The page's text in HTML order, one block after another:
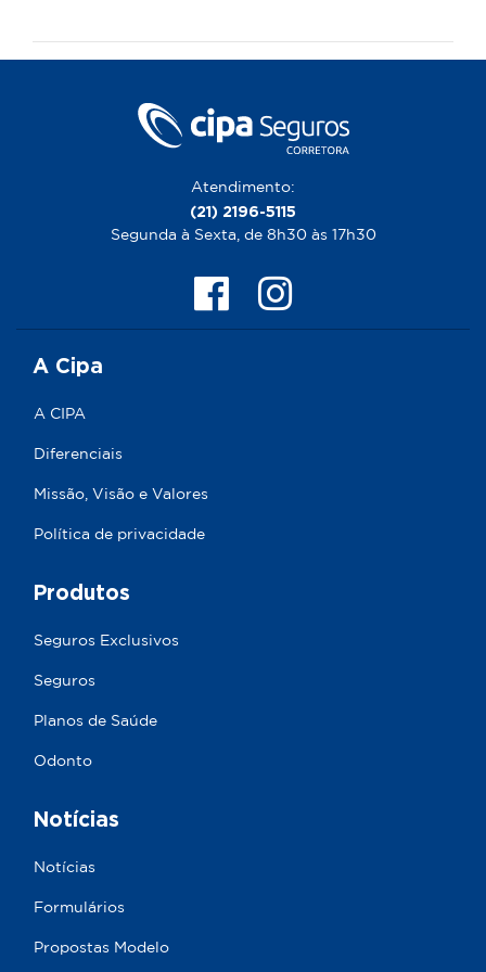
Atendimento:
(21) 2196-5115
Segunda à Sexta, de 8h30 às 17h30
A Cipa
A CIPA
Diferenciais
Missão, Visão e Valores
Política de privacidade
Produtos
Seguros Exclusivos
Seguros
Planos de Saúde
Odonto
Notícias
Notícias
Formulários
Propostas Modelo